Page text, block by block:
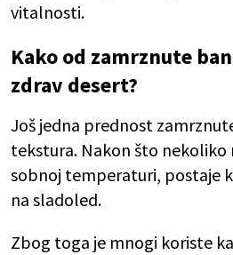
vitalnosti.
Kako od zamrznute
zdrav desert?
Još jedna prednost
tekstura. Nakon što nekoliko
sobnoj temperaturi, postaje
na sladoled.
Zbog toga je mnogi koriste